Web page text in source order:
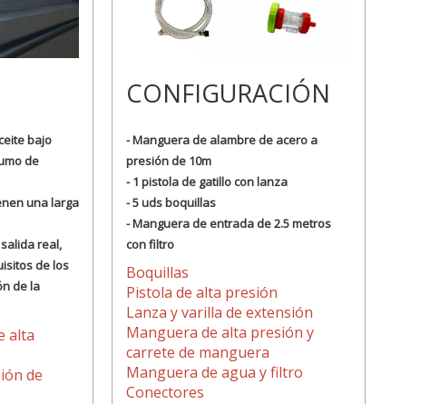
bajo
de
una larga
real,
de los
de la
alta
de
CONFIGURACIÓN
- Manguera de alambre de acero a
presión de 10m
- 1 pistola de gatillo con lanza
- 5 uds boquillas
- Manguera de entrada de 2.5 metros
con filtro
Boquillas
Pistola de alta presión
Lanza y varilla de extensión
Manguera de alta presión y
carrete de manguera
Manguera de agua y filtro
Conectores